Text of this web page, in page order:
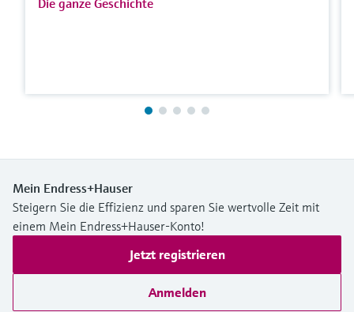
Die ganze Geschichte
Mein Endress+Hauser
Steigern Sie die Effizienz und sparen Sie wertvolle Zeit mit
einem Mein Endress+Hauser-Konto!
Jetzt registrieren
Anmelden